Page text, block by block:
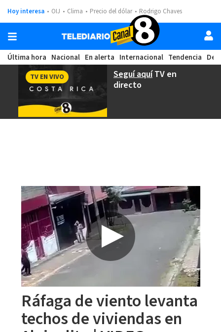
Hoy interesa OIJ Clima Precio del dólar Rodrigo Chaves
Última hora Nacional En alerta Internacional Tendencia
Seguí aquíTV en
directo
TV EN VIVO
Ráfaga de viento levanta
techos de viviendas en